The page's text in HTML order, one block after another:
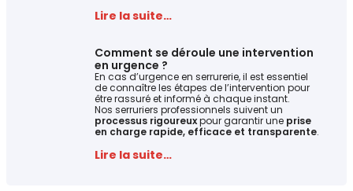
Lire la suite…
Comment se déroule une intervention
en urgence ?
En cas d’urgence en serrurerie, il est essentiel
de connaître les étapes de l’intervention pour
être rassuré et informé à chaque instant.
Nos serruriers professionnels suivent un
processus rigoureuxpour garantir une prise
en charge rapide, efficace et transparente.
Lire la suite…